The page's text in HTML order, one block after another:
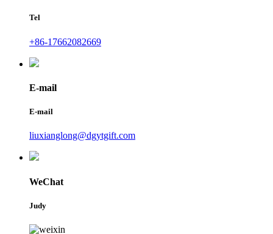
Tel
+86-17662082669
E-mail
E-mail
liuxianglong@dgytgift.com
WeChat
Judy